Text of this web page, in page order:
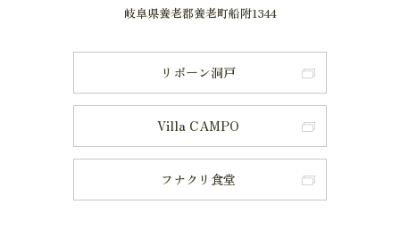
岐阜県養老郡養老町船附1344
リボーン洞戸
Villa CAMPO
フナクリ食堂